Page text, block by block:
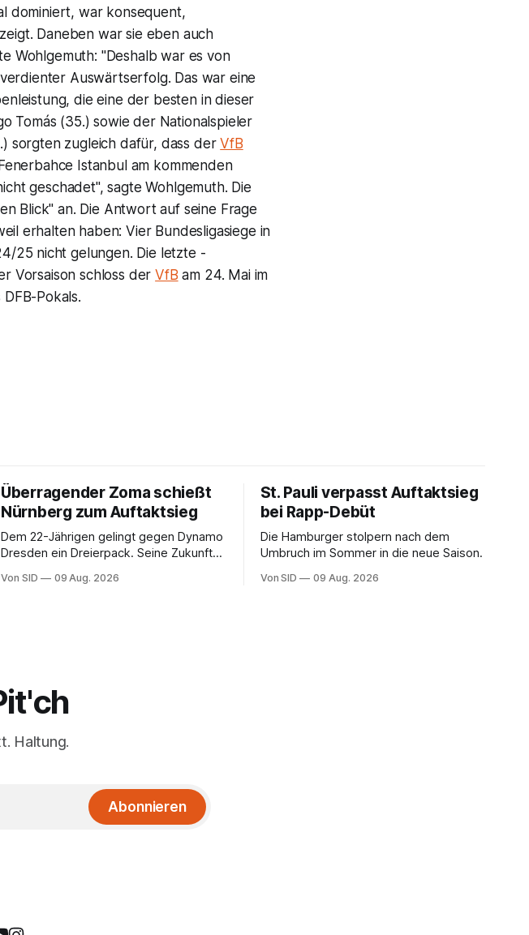
dominiert, war konsequent,
Daneben war sie eben auch
Wohlgemuth: "Deshalb war es von
Auswärtserfolg. Das war eine
die eine der besten in dieser
Tomás (35.) sowie der Nationalspieler
sorgten zugleich dafür, dass derVfB
Istanbul am kommenden
geschadet", sagte Wohlgemuth. Die
Blick" an. Die Antwort auf seine Frage
erhalten haben: Vier Bundesligasiege in
25 nicht gelungen. Die letzte -
Vorsaison schloss derVfB am 24. Mai im
Pokals.
Überragender Zoma schießt
Nürnberg zum Auftaktsieg
Dem 22-Jährigen gelingt gegen Dynamo
Dresden ein Dreierpack. Seine Zukunft
Von SID 09 Aug. 2026
St. Pauli verpasst Auftaktsieg
bei Rapp-Debüt
Die Hamburger stolpern nach dem
Umbruch im Sommer in die neue Saison.
Von SID 09 Aug. 2026
Haltung.
Abonnieren